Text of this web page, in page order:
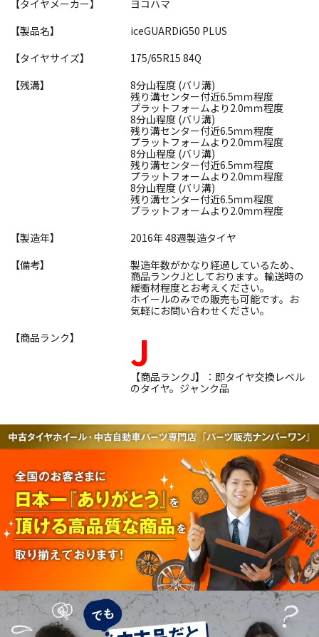
【タイヤメーカー】
ヨコハマ
【製品名】
iceGUARDiG50 PLUS
【タイヤサイズ】
175/65R15 84Q
【残溝】
8分山程度 (バリ溝)
残り溝センター付近6.5ｍｍ程度
プラットフォームより2.0ｍｍ程度
8分山程度 (バリ溝)
残り溝センター付近6.5ｍｍ程度
プラットフォームより2.0ｍｍ程度
8分山程度 (バリ溝)
残り溝センター付近6.5ｍｍ程度
プラットフォームより2.0ｍｍ程度
8分山程度 (バリ溝)
残り溝センター付近6.5ｍｍ程度
プラットフォームより2.0ｍｍ程度
【製造年】
2016年 48週製造タイヤ
【備考】
製造年数がかなり経過しているため、
商品ランクJとしております。輸送時の
緩衝材程度とお考えください。
ホイールのみでの販売も可能です。お
気軽にお問い合わせください。
【商品ランク】
J
【商品ランクJ】：即タイヤ交換レベル
のタイヤ。ジャンク品